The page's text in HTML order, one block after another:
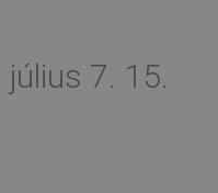
július 7. 15.